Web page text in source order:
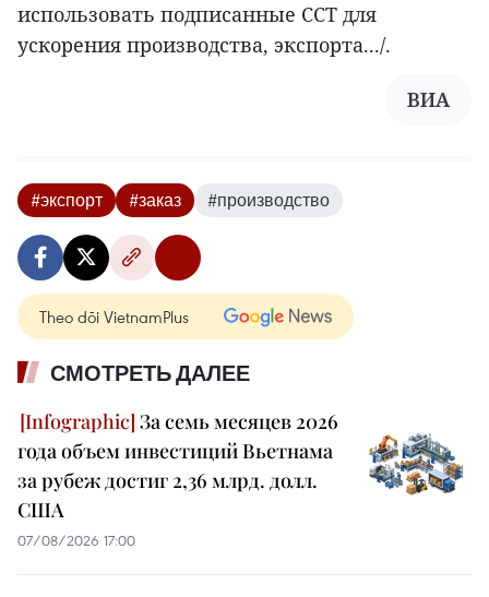
использовать подписанные ССТ для
ускорения производства, экспорта.../.
ВИА
#экспорт #заказ #производство
Theo dõi VietnamPlus
СМОТРЕТЬ ДАЛЕЕ
За семь месяцев 2026
года объем инвестиций Вьетнама
за рубеж достиг 2,36 млрд. долл.
США
07/08/2026 17:00